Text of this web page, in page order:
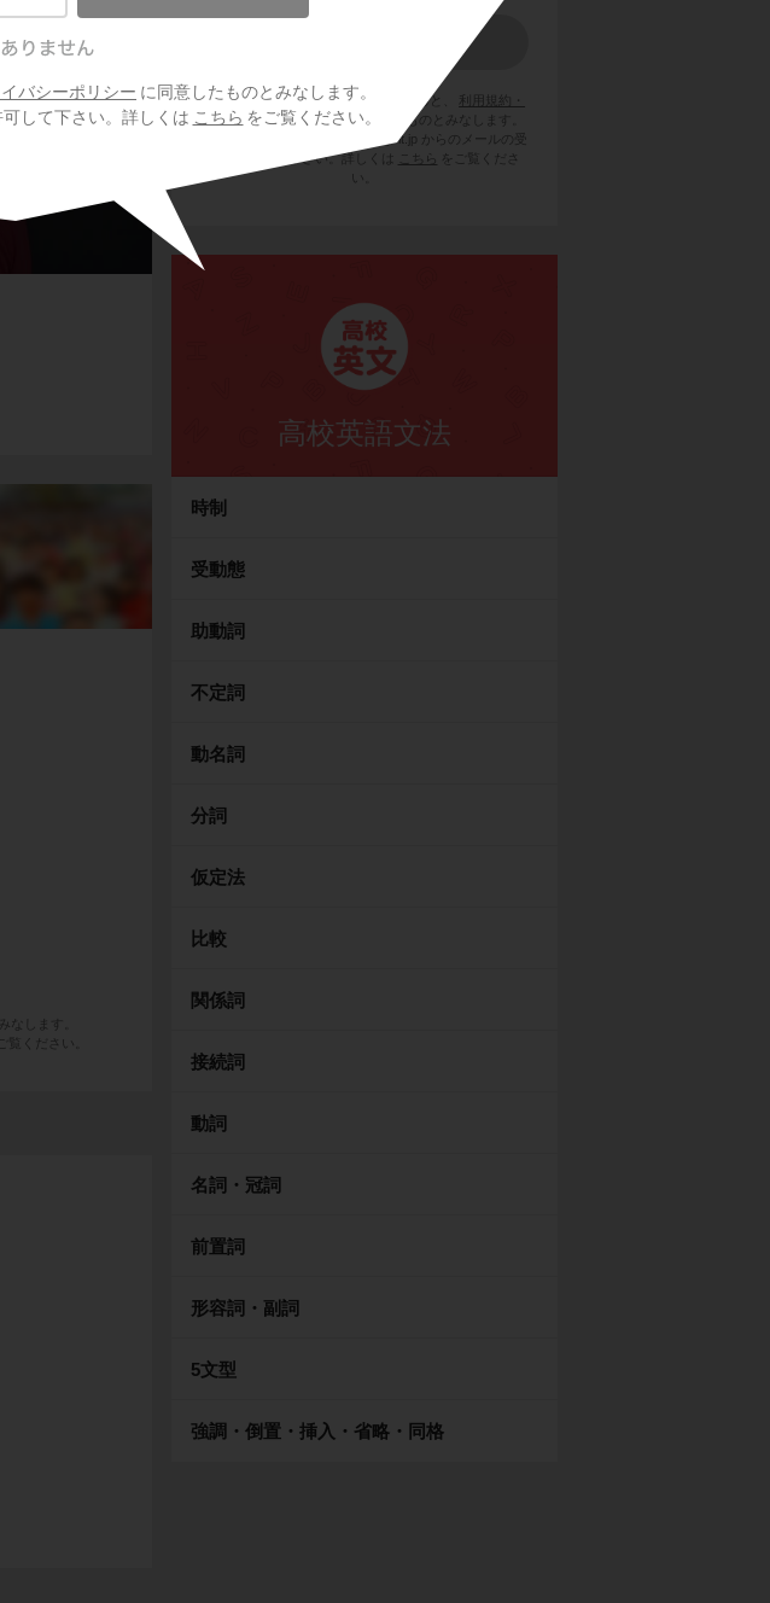
バシーポリシー に同意したものとみなします。
して下さい。詳しくは こちら をご覧ください。
ど）
なします。
覧ください。
会員登録をクリックまたはタップすると、
利用規約・
プライバシーポリシーに同意したものとみなします。
ご利用のメールサービスで @try-it.jp からのメールの受
信を許可して下さい。詳しくは
こちら
をご覧くださ
い。
高校英語文法
時制
受動態
助動詞
不定詞
動名詞
分詞
仮定法
比較
関係詞
接続詞
動詞
名詞・冠詞
前置詞
形容詞・副詞
5文型
強調・倒置・挿入・省略・同格